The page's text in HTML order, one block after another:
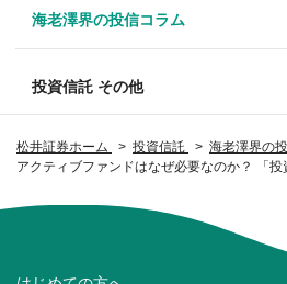
松井証券ホーム 投資信託
海老澤界の
アクティブファンドはなぜ必要なのか？ 「
海老澤界の投信コラム
投資信託 その他